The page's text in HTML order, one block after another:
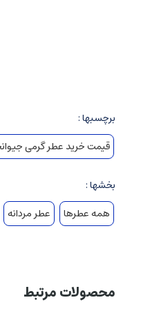
۲.عطرهای گرمیکدامند.
۲.۱.تعریف و ویژگی ها
عطر گرمی جیوانچی
چوب ها: چوب
برچسبها :
قیمت خرید عطر گرمی
بخشها :
همه عطرها
عطر مردانه
محصولات مرتبط